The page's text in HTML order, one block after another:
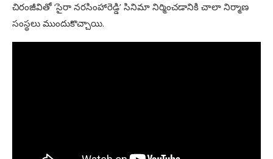
చిరంజీవితో ‘సైరా నరసింహారెడ్డి’ సినిమా నిర్మించడానికి చాలా నిర్మాణ
సంస్థలు ముందుకొచ్చాయి.